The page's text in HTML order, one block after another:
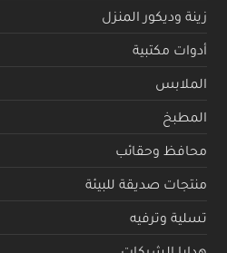
زينة وديكور المنزل
أدوات مكتبية
الملابس
المطبخ
محافظ وحقائب
منتجات صديقة للبيئة
تسلية وترفيه